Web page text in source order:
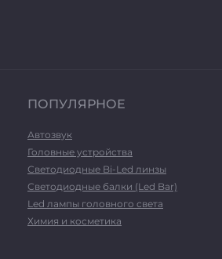
ПОПУЛЯРНОЕ
Автозвук
Головные устройства
Светодиодные Bi-Led линзы
Светодиодные балки (Led Bar)
Led лампы головного света
Химия и косметика